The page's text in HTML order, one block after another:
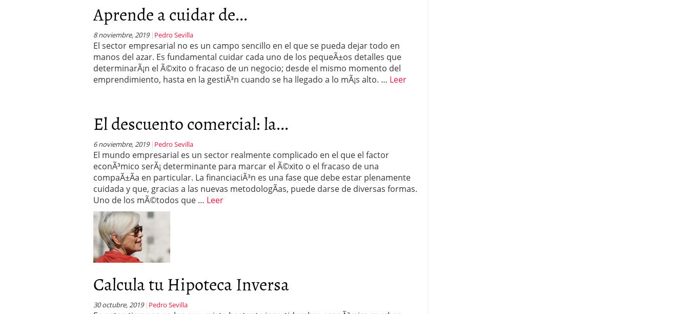
Aprende a cuidar de...
8 noviembre, 2019 Pedro Sevilla
El sector empresarial no es un campo sencillo en el que se pueda dejar todo en
manos del azar. Es fundamental cuidar cada uno de los pequeÃ±os detalles que
determinarÃ¡n el Ã©xito o fracaso de un negocio; desde el mismo momento del
emprendimiento, hasta en la gestiÃ³n cuando se ha llegado a lo mÃ¡s alto. … Leer
El descuento comercial: la...
6 noviembre, 2019 Pedro Sevilla
El mundo empresarial es un sector realmente complicado en el que el factor
econÃ³mico serÃ¡ determinante para marcar el Ã©xito o el fracaso de una
compaÃ±Ã­a en particular. La financiaciÃ³n es una fase que debe estar plenamente
cuidada y que, gracias a las nuevas metodologÃ­as, puede darse de diversas formas.
Uno de los mÃ©todos que … Leer
Calcula tu Hipoteca Inversa
30 octubre, 2019 Pedro Sevilla